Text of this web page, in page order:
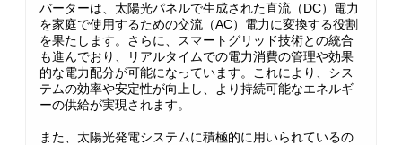
バーターは、太陽光パネルで生成された直流（DC）電力
を家庭で使用するための交流（AC）電力に変換する役割
を果たします。さらに、スマートグリッド技術との統合
も進んでおり、リアルタイムでの電力消費の管理や効果
的な電力配分が可能になっています。これにより、シス
テムの効率や安定性が向上し、より持続可能なエネルギ
ーの供給が実現されます。
また、太陽光発電システムに積極的に用いられているの